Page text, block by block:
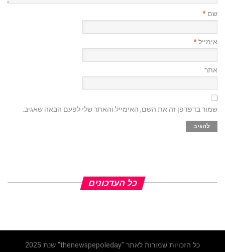
שם *
אימייל*
אתר
שמור בדפדפן זה את השם, האימייל והאתר שלי לפעם הבאה שאגיב.
כל העדכונים
כל הזכויות שמורות לאתר "thenewspepoleday" שנת 2025